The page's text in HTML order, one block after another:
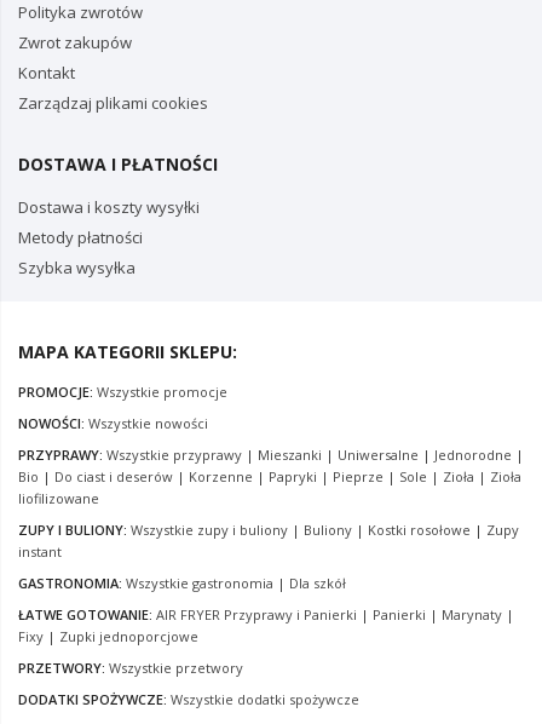
Polityka zwrotów
Zwrot zakupów
Kontakt
Zarządzaj plikami cookies
DOSTAWA I PŁATNOŚCI
Dostawa i koszty wysyłki
Metody płatności
Szybka wysyłka
MAPA KATEGORII SKLEPU:
PROMOCJE: Wszystkie promocje
NOWOŚCI: Wszystkie nowości
PRZYPRAWY: Wszystkie przyprawy | Mieszanki | Uniwersalne | Jednorodne |
Bio | Do ciast i deserów | Korzenne | Papryki | Pieprze | Sole | Zioła | Zioła
liofilizowane
ZUPY I BULIONY: Wszystkie zupy i buliony | Buliony | Kostki rosołowe | Zupy
instant
GASTRONOMIA: Wszystkie gastronomia | Dla szkół
ŁATWE GOTOWANIE: AIR FRYER Przyprawy i Panierki | Panierki | Marynaty |
Fixy | Zupki jednoporcjowe
PRZETWORY: Wszystkie przetwory
DODATKI SPOŻYWCZE: Wszystkie dodatki spożywcze